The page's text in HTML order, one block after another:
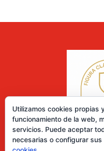
Utilizamos cookies propias
funcionamiento de la web,
servicios. Puede aceptar
necesarias o configurar